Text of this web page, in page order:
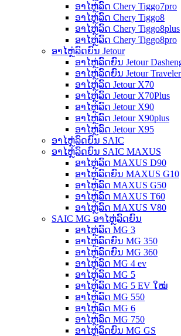
ອາໄຫຼ່ລົດ Chery Tiggo7pro
ອາໄຫຼ່ລົດ Chery Tiggo8
ອາໄຫຼ່ລົດ Chery Tiggo8plus
ອາໄຫຼ່ລົດ Chery Tiggo8pro
ອາໄຫຼ່ລົດຍົນ Jetour
ອາໄຫຼ່ລົດຍົນ Jetour
ອາໄຫຼ່ລົດຍົນ Jetour Traveler
ອາໄຫຼ່ລົດ Jetour X70
ອາໄຫຼ່ລົດ Jetour X70Plus
ອາໄຫຼ່ລົດ Jetour X90
ອາໄຫຼ່ລົດ Jetour X90plus
ອາໄຫຼ່ລົດ Jetour X95
ອາໄຫຼ່ລົດຍົນ SAIC
ອາໄຫຼ່ລົດຍົນ SAIC MAXUS
ອາໄຫຼ່ລົດ MAXUS D90
ອາໄຫຼ່ລົດຍົນ MAXUS G10
ອາໄຫຼ່ລົດ MAXUS G50
ອາໄຫຼ່ລົດ MAXUS T60
ອາໄຫຼ່ລົດ MAXUS V80
SAIC MG ອາໄຫຼ່ລົດຍົນ
ອາໄຫຼ່ລົດ MG 3
ອາໄຫຼ່ລົດຍົນ MG 350
ອາໄຫຼ່ລົດຍົນ MG 360
ອາໄຫຼ່ລົດ MG 4 ev
ອາໄຫຼ່ລົດ MG 5
ອາໄຫຼ່ລົດ MG 5 EV ໃໝ່
ອາໄຫຼ່ລົດ MG 550
ອາໄຫຼ່ລົດ MG 6
ອາໄຫຼ່ລົດ MG 750
ອາໄຫຼ່ລົດຍົນ MG GS